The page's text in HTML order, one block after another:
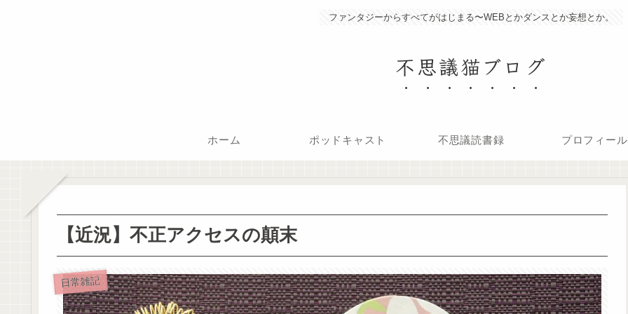
ファンタジーからすべてがはじまる〜WEBとかダンスとか妄想とか。
不思議猫ブログ
ホーム ポッドキャスト 不思議読書録 プロフィール
【近況】不正アクセスの顛末
日常雑記